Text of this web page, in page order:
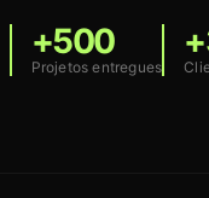
+500
Projetos entregues